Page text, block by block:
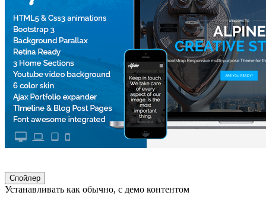
Спойлер
Устанавливать как обычно, с демо контентом